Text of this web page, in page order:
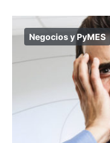
Negocios y PyMES